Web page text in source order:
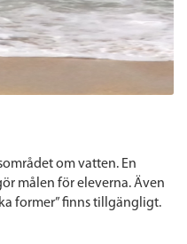
om vatten. En
målen för eleverna. Även
former” finns tillgängligt.